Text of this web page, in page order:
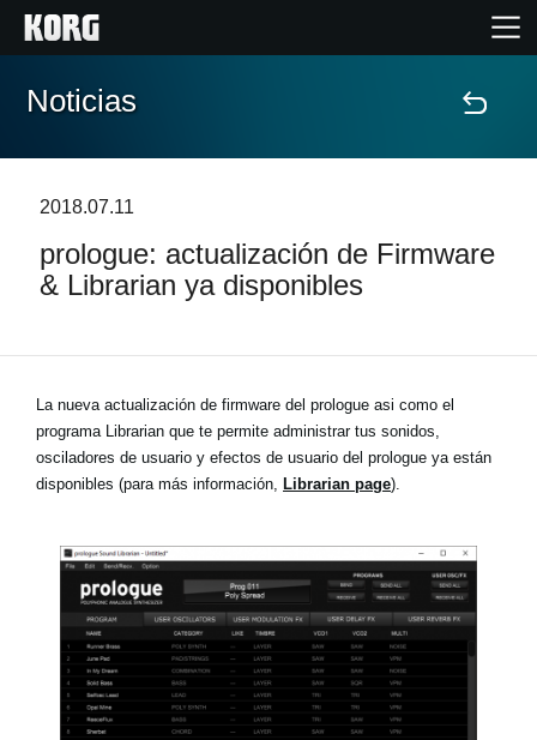
Inicio
Características
Localizador de Tiendas
Noticias
Ubicación
Redes Sociales
Acerca de KORG
Noticias
2018.07.11
prologue: actualización de Firmware
& Librarian ya disponibles
La nueva actualización de firmware del prologue asi como el
programa Librarian que te permite administrar tus sonidos,
osciladores de usuario y efectos de usuario del prologue ya están
disponibles (para más información, Librarian page).